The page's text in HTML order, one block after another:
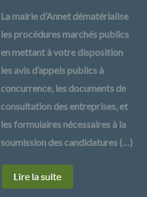
La mairie d’Annet dématérialise
les procédures marchés publics
en mettant à votre disposition
les avis d’appels publics à
concurrence, les documents de
consultation des entreprises, et
les formulaires nécessaires à la
soumission des candidatures (…)